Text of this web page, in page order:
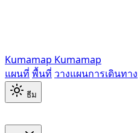
Kumamap Kumamap
แผนที่ พื้นที่ วางแผนการเดินทาง
ธีม